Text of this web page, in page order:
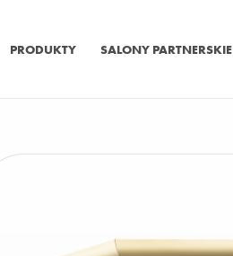
PRODUKTY SALONY PARTNERSKIE